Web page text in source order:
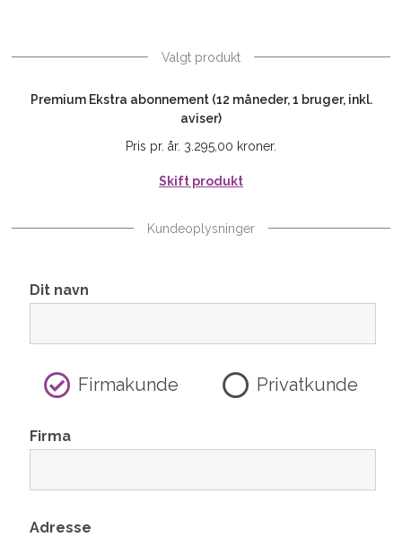
Valgt produkt
Premium Ekstra abonnement (12 måneder, 1 bruger, inkl.
aviser)
Pris pr. år. 3.295,00 kroner.
Skift produkt
Kundeoplysninger
Dit navn
Firmakunde Privatkunde
Firma
Adresse